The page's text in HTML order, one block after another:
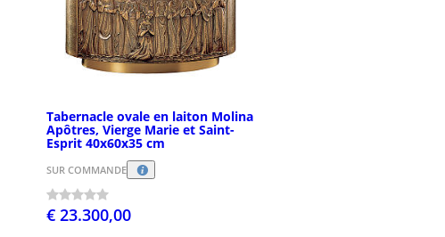
Tabernacle ovale en laiton Molina
Apôtres, Vierge Marie et Saint-
Esprit 40x60x35 cm
SUR COMMANDE
€ 23.300,00